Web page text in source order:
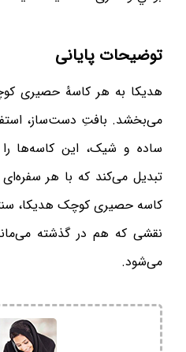
توضیحات پایانی
هدیکا به هر کاسهٔ حصیری
می‌بخشد. بافتِ دست‌ساز،
ساده و شیک، این کاسه‌ها
تبدیل می‌کند که با هر سفره‌ای
کاسه حصیری کوچک هدیکا،
نقشی که هم در گذشته
می‌شود.